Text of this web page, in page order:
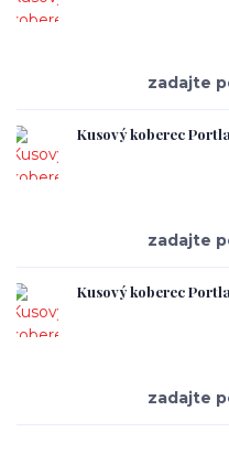
Kusový koberec
Kusový koberec